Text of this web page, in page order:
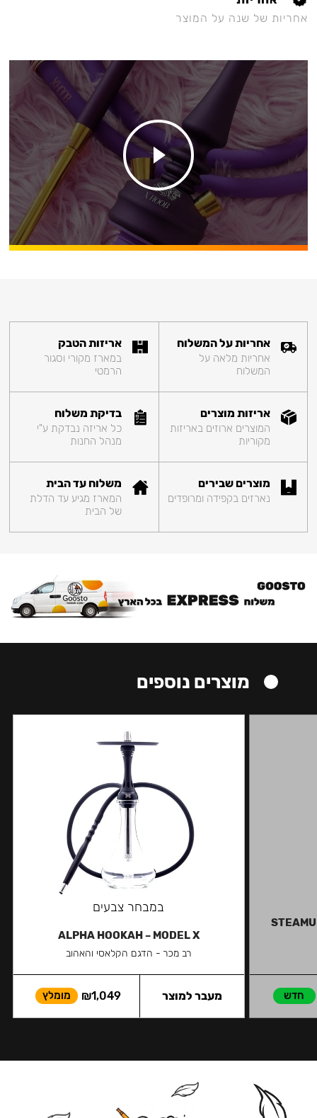
אחריות של שנה על המוצר
אחריות על המשלוח
אחריות מלאה על
המשלוח
אריזות הטבק
במארז מקורי וסגור
הרמטי
אריזות מוצרים
המוצרים ארוזים באריזות
מקוריות
בדיקת משלוח
כל אריזה נבדקת ע"י
מנהל החנות
מוצרים שבירים
נארזים בקפידה ומרופדים
משלוח עד הבית
המארז מגיע עד הדלת
של הבית
מוצרים נוספים
חדש
במבחר צבעים
ALPHA HOOKAH – MODEL X
רב מכר - הדגם הקלאסי והאהוב
₪1,049 מומלץ מעבר למוצר